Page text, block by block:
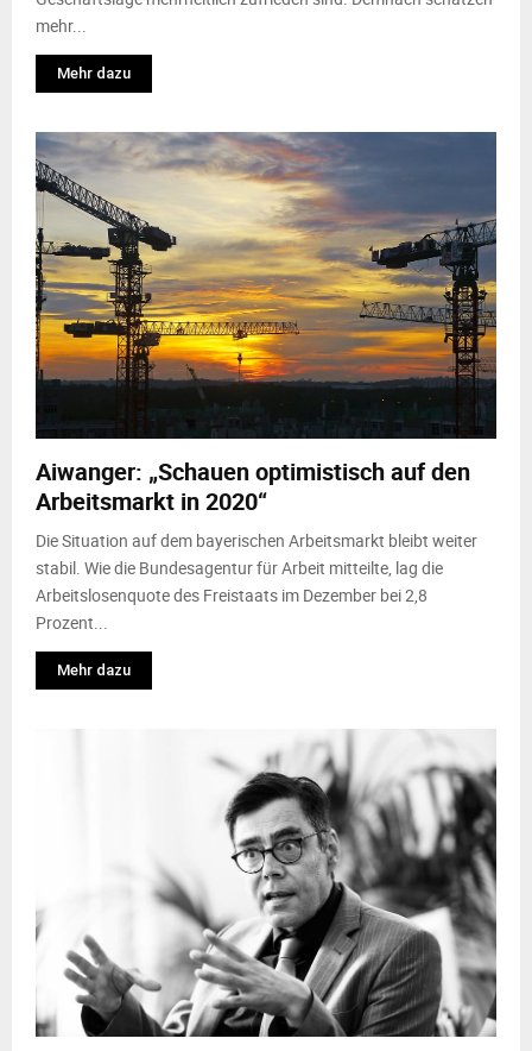
mehr...
Mehr dazu
Aiwanger: „Schauen optimistisch auf den
Arbeitsmarkt in 2020“
Die Situation auf dem bayerischen Arbeitsmarkt bleibt weiter
stabil. Wie die Bundesagentur für Arbeit mitteilte, lag die
Arbeitslosenquote des Freistaats im Dezember bei 2,8
Prozent...
Mehr dazu